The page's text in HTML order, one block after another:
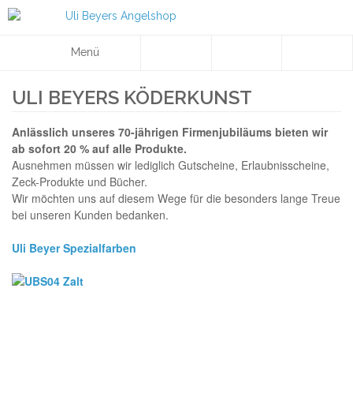
Menü
ULI BEYERS KÖDERKUNST
Anlässlich unseres 70-jährigen Firmenjubiläums bieten wir
ab sofort 20 % auf alle Produkte.
Ausnehmen müssen wir lediglich Gutscheine, Erlaubnisscheine,
Zeck-Produkte und Bücher.
Wir möchten uns auf diesem Wege für die besonders lange Treue
bei unseren Kunden bedanken.
Uli Beyer Spezialfarben